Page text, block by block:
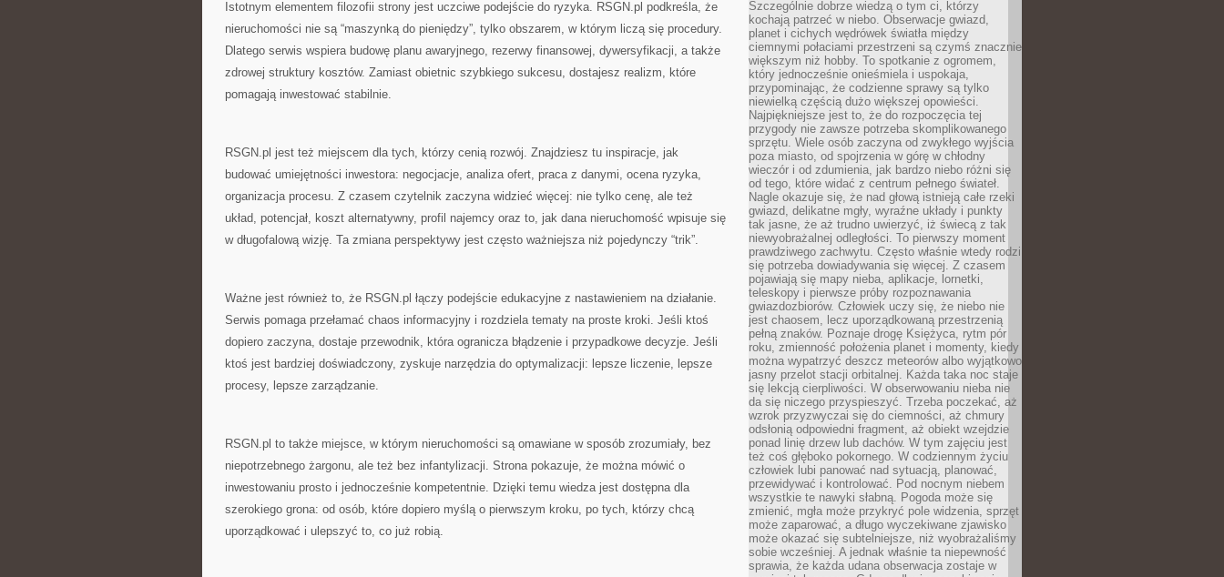
Istotnym elementem filozofii strony jest uczciwe podejście do ryzyka. RSGN.pl podkreśla, że
nieruchomości nie są “maszynką do pieniędzy”, tylko obszarem, w którym liczą się procedury.
Dlatego serwis wspiera budowę planu awaryjnego, rezerwy finansowej, dywersyfikacji, a także
zdrowej struktury kosztów. Zamiast obietnic szybkiego sukcesu, dostajesz realizm, które
pomagają inwestować stabilnie.
RSGN.pl jest też miejscem dla tych, którzy cenią rozwój. Znajdziesz tu inspiracje, jak
budować umiejętności inwestora: negocjacje, analiza ofert, praca z danymi, ocena ryzyka,
organizacja procesu. Z czasem czytelnik zaczyna widzieć więcej: nie tylko cenę, ale też
układ, potencjał, koszt alternatywny, profil najemcy oraz to, jak dana nieruchomość wpisuje się
w długofalową wizję. Ta zmiana perspektywy jest często ważniejsza niż pojedynczy “trik”.
Ważne jest również to, że RSGN.pl łączy podejście edukacyjne z nastawieniem na działanie.
Serwis pomaga przełamać chaos informacyjny i rozdziela tematy na proste kroki. Jeśli ktoś
dopiero zaczyna, dostaje przewodnik, która ogranicza błądzenie i przypadkowe decyzje. Jeśli
ktoś jest bardziej doświadczony, zyskuje narzędzia do optymalizacji: lepsze liczenie, lepsze
procesy, lepsze zarządzanie.
RSGN.pl to także miejsce, w którym nieruchomości są omawiane w sposób zrozumiały, bez
niepotrzebnego żargonu, ale też bez infantylizacji. Strona pokazuje, że można mówić o
inwestowaniu prosto i jednocześnie kompetentnie. Dzięki temu wiedza jest dostępna dla
szerokiego grona: od osób, które dopiero myślą o pierwszym kroku, po tych, którzy chcą
uporządkować i ulepszyć to, co już robią.
Szczególnie dobrze wiedzą o tym ci, którzy
kochają patrzeć w niebo. Obserwacje gwiazd,
planet i cichych wędrówek światła między
ciemnymi połaciami przestrzeni są czymś znacznie
większym niż hobby. To spotkanie z ogromem,
który jednocześnie onieśmiela i uspokaja,
przypominając, że codzienne sprawy są tylko
niewielką częścią dużo większej opowieści.
Najpiękniejsze jest to, że do rozpoczęcia tej
przygody nie zawsze potrzeba skomplikowanego
sprzętu. Wiele osób zaczyna od zwykłego wyjścia
poza miasto, od spojrzenia w górę w chłodny
wieczór i od zdumienia, jak bardzo niebo różni się
od tego, które widać z centrum pełnego świateł.
Nagle okazuje się, że nad głową istnieją całe rzeki
gwiazd, delikatne mgły, wyraźne układy i punkty
tak jasne, że aż trudno uwierzyć, iż świecą z tak
niewyobrażalnej odległości. To pierwszy moment
prawdziwego zachwytu. Często właśnie wtedy rodzi
się potrzeba dowiadywania się więcej. Z czasem
pojawiają się mapy nieba, aplikacje, lornetki,
teleskopy i pierwsze próby rozpoznawania
gwiazdozbiorów. Człowiek uczy się, że niebo nie
jest chaosem, lecz uporządkowaną przestrzenią
pełną znaków. Poznaje drogę Księżyca, rytm pór
roku, zmienność położenia planet i momenty, kiedy
można wypatrzyć deszcz meteorów albo wyjątkowo
jasny przelot stacji orbitalnej. Każda taka noc staje
się lekcją cierpliwości. W obserwowaniu nieba nie
da się niczego przyspieszyć. Trzeba poczekać, aż
wzrok przyzwyczai się do ciemności, aż chmury
odsłonią odpowiedni fragment, aż obiekt wzejdzie
ponad linię drzew lub dachów. W tym zajęciu jest
też coś głęboko pokornego. W codziennym życiu
człowiek lubi panować nad sytuacją, planować,
przewidywać i kontrolować. Pod nocnym niebem
wszystkie te nawyki słabną. Pogoda może się
zmienić, mgła może przykryć pole widzenia, sprzęt
może zaparować, a długo wyczekiwane zjawisko
może okazać się subtelniejsze, niż wyobrażaliśmy
sobie wcześniej. A jednak właśnie ta niepewność
sprawia, że każda udana obserwacja zostaje w